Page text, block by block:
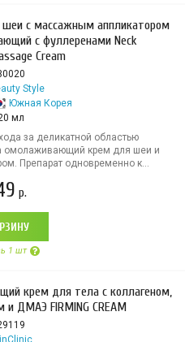
с массажным аппликатором
с фуллеренами Neck
Cream
Style
Южная Корея
мл
за деликатной областью
омолаживающий крем для шеи и
Препарат одновременно к...
р.
1 шт
крем для тела с коллагеном,
и ДМАЭ FIRMING CREAM